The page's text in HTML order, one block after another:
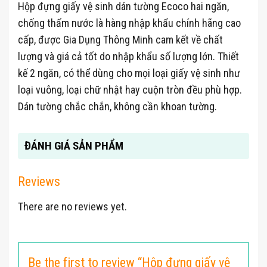
Hộp đựng giấy vệ sinh dán tường Ecoco hai ngăn,
chống thấm nước là hàng nhập khẩu chính hãng cao
cấp, được Gia Dụng Thông Minh cam kết về chất
lượng và giá cả tốt do nhập khẩu số lượng lớn. Thiết
kế 2 ngăn, có thể dùng cho mọi loại giấy vệ sinh như
loại vuông, loại chữ nhật hay cuộn tròn đều phù hợp.
Dán tường chắc chắn, không cần khoan tường.
ĐÁNH GIÁ SẢN PHẨM
Reviews
There are no reviews yet.
Be the first to review “Hộp đựng giấy vệ